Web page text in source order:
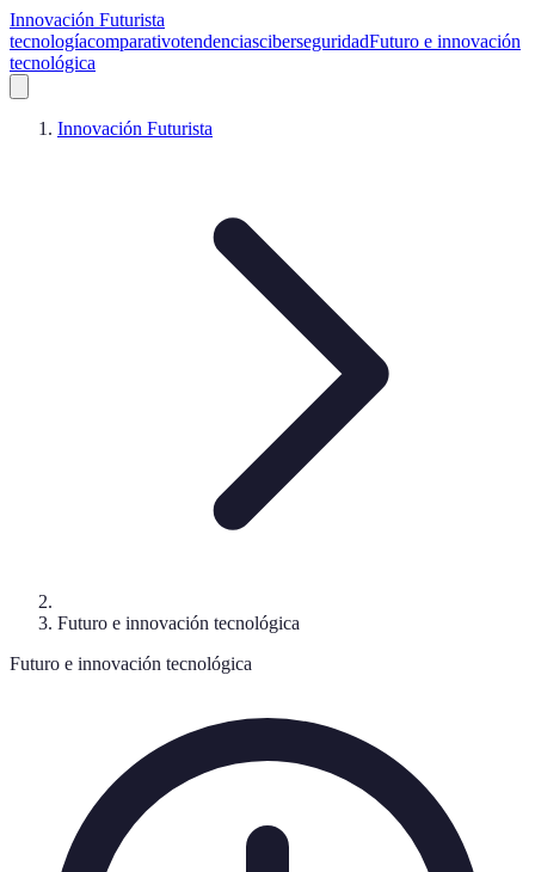
Innovación Futurista
tecnologíacomparativotendenciasciberseguridadFuturo e innovación
tecnológica
Innovación Futurista
Futuro e innovación tecnológica
Futuro e innovación tecnológica